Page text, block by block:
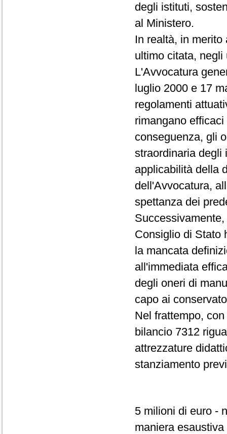
degli istituti,
al Ministero.
In realtà, in
ultimo citata,
L'Avvocatura
luglio 2000 e 17
regolamenti
rimangano
conseguenza, gli
straordinaria degli
applicabilità della
dell'Avvocatura,
spettanza dei
Consiglio di Stato
la mancata
all'immediata
degli oneri di
capo ai
Nel frattempo,
bilancio 7312
attrezzature
stanziamento
5 milioni di euro -
maniera